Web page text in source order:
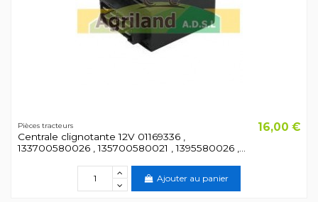
Pièces tracteurs
Centrale clignotante 12V 01169336 ,
133700580026 , 135700580021 , 1395580026 ,...
16,00 €
Ajouter au panier